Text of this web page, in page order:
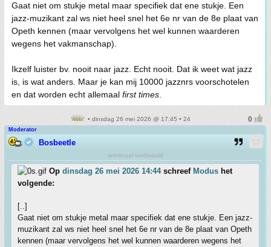
Gaat niet om stukje metal maar specifiek dat ene stukje. Een
jazz-muzikant zal ws niet heel snel het 6e nr van de 8e plaat van
Opeth kennen (maar vervolgens het wel kunnen waarderen
wegens het vakmanschap).
Ikzelf luister bv. nooit naar jazz. Echt nooit. Dat ik weet wat jazz
is, is wat anders. Maar je kan mij 10000 jazznrs voorschotelen
en dat worden echt allemaal first times
• dinsdag 26 mei 2026 @ 17:45 • 24
Moderator
Bosbeetle
terminaal verdwaald
Op dinsdag 26 mei 2026 14:44schreef Modus het
volgende:
[..]
Gaat niet om stukje metal maar specifiek dat ene stukje. Een jazz-
muzikant zal ws niet heel snel het 6e nr van de 8e plaat van Opeth
kennen (maar vervolgens het wel kunnen waarderen wegens het